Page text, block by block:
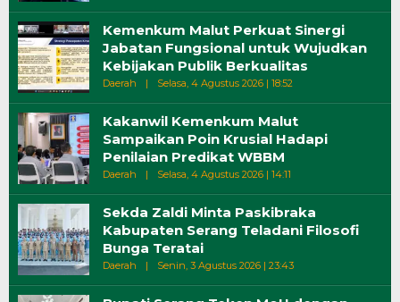
Kemenkum Malut Perkuat Sinergi
Jabatan Fungsional untuk Wujudkan
Kebijakan Publik Berkualitas
Daerah | Selasa, 4 Agustus 2026 | 18:52
Kakanwil Kemenkum Malut
Sampaikan Poin Krusial Hadapi
Penilaian Predikat WBBM
Daerah | Selasa, 4 Agustus 2026 | 14:11
Sekda Zaldi Minta Paskibraka
Kabupaten Serang Teladani Filosofi
Bunga Teratai
Daerah | Senin, 3 Agustus 2026 | 23:43Oleh